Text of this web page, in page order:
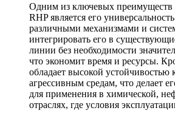
Одним из ключевых
RHP является его
различными механизмами и
интегрировать его в
линии без необходимости
что экономит время и ресурсы.
обладает высокой устойчивостью
агрессивным средам, что делает
для применения в химической,
отраслях, где условия